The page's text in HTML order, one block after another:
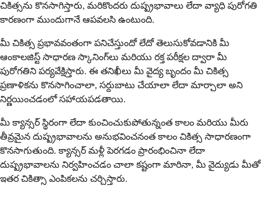
చికిత్సను కొనసాగిస్తారు, మరికొందరు దుష్ప్రభావాలు లేదా వ్యాధి పురోగతి
కారణంగా ముందుగానే ఆపవలసి ఉంటుంది.
మీ చికిత్స ప్రభావవంతంగా పనిచేస్తుందో లేదో తెలుసుకోవడానికి మీ
ఆంకాలజిస్ట్ సాధారణ స్కానింగ్‌లు మరియు రక్త పరీక్షల ద్వారా మీ
పురోగతిని పర్యవేక్షిస్తారు. ఈ తనిఖీలు మీ వైద్య బృందం మీ చికిత్స
ప్రణాళికను కొనసాగించాలా, సర్దుబాటు చేయాలా లేదా మార్చాలా అని
నిర్ణయించడంలో సహాయపడతాయి.
మీ క్యాన్సర్ స్థిరంగా లేదా కుంచించుకుపోతున్నంత కాలం మరియు మీరు
తీవ్రమైన దుష్ప్రభావాలను అనుభవించనంత కాలం చికిత్స సాధారణంగా
కొనసాగుతుంది. క్యాన్సర్ మళ్లీ పెరగడం ప్రారంభించినా లేదా
దుష్ప్రభావాలను నిర్వహించడం చాలా కష్టంగా మారినా, మీ వైద్యుడు మీతో
ఇతర చికిత్సా ఎంపికలను చర్చిస్తారు.